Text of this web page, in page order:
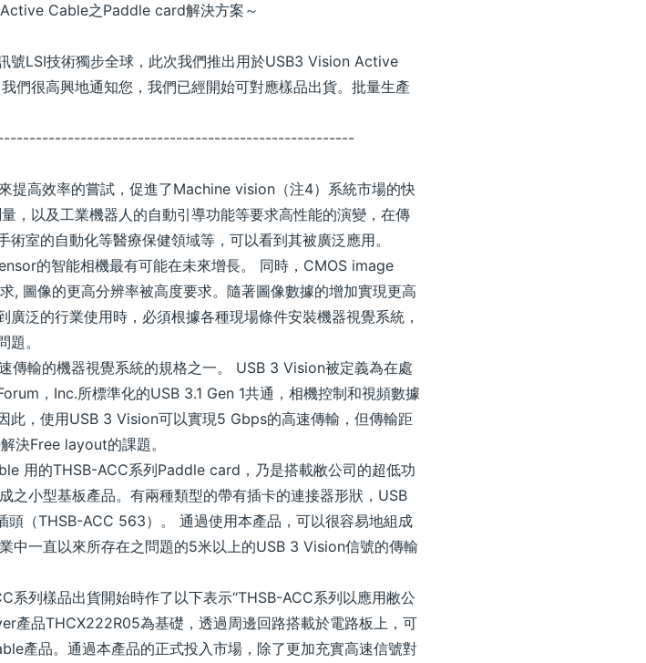
Cable之Paddle card解決方案～
LSI技術獨步全球，此次我們推出用於USB3 Vision Active
很高興地通知您，我們已經開始可對應樣品出貨。批量生產
高效率的嘗試，促進了Machine vision（注4）系統市場的快
，以及工業機器人的自動引導功能等要求高性能的演變，在傳
室的自動化等醫療保健領域等，可以看到其被廣泛應用。
的智能相機最有可能在未來增長。 同時，CMOS image
, 圖像的更高分辨率被高度要求。隨著圖像數據的增加實現更高
泛的行業使用時，必須根據各種現場條件安裝機器視覺系統，
。
輸的機器視覺系統的規格之一。 USB 3 Vision被定義為在處
，Inc.所標準化的USB 3.1 Gen 1共通，相機控制和視頻數據
此，使用USB 3 Vision可以實現5 Gbps的高速傳輸，但傳輸距
決Free layout的課題。
用的THSB-ACC系列Paddle card，乃是搭載敝公司的超低功
小型基板產品。有兩種類型的帶有插卡的連接器形狀，USB
（THSB-ACC 563）。 通過使用本產品，可以很容易地組成
一直以來所存在之問題的5米以上的USB 3 Vision信號的傳輸
列樣品出貨開始時作了以下表示“THSB-ACC系列以應用敝公
品THCX222R05為基礎，透過周邊回路搭載於電路板上，可
產品。通過本產品的正式投入市場，除了更加充實高速信號對